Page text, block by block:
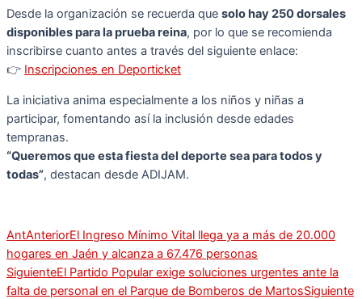
Desde la organización se recuerda que solo hay 250 dorsales
disponibles para la prueba reina, por lo que se recomienda
inscribirse cuanto antes a través del siguiente enlace:
👉 Inscripciones en Deporticket
La iniciativa anima especialmente a los niños y niñas a
participar, fomentando así la inclusión desde edades
tempranas.
“Queremos que esta fiesta del deporte sea para todos y
todas”, destacan desde ADIJAM.
AntAnteriorEl Ingreso Mínimo Vital llega ya a más de 20.000
hogares en Jaén y alcanza a 67.476 personas
SiguienteEl Partido Popular exige soluciones urgentes ante la
falta de personal en el Parque de Bomberos de MartosSiguiente